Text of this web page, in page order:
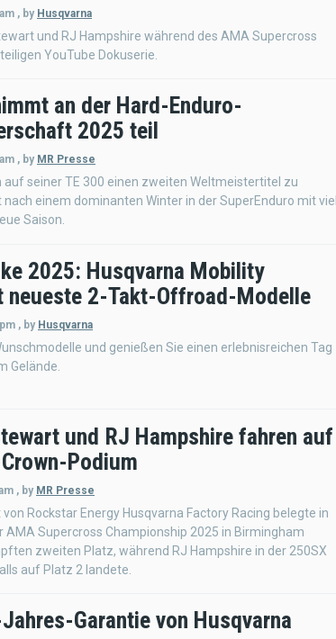
, by Husqvarna
und RJ Hampshire während des AMA Supercross
YouTube Dokuserie.
an der Hard-Enduro-
2025 teil
, by MR Presse
auf seiner TE 300 einen zweiten Weltmeistertitel zu
einem dominanten Winter in der SuperEnduro mit viel
Saison.
2025: Husqvarna Mobility
neueste 2-Takt-Offroad-Modelle
, by Husqvarna
und genießen Sie einen erlebnisreichen Tag
Gelände.
und RJ Hampshire fahren auf
Podium
, by MR Presse
Rockstar Energy Husqvarna Factory Racing belegte in
AMA Supercross Championship 2025 in Birmingham
zweiten Platz, während RJ Hampshire in der 250SX
auf Platz 2 landete.
Garantie von Husqvarna